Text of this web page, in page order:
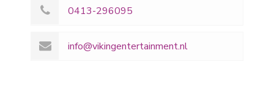
0413-296095
info@vikingentertainment.nl